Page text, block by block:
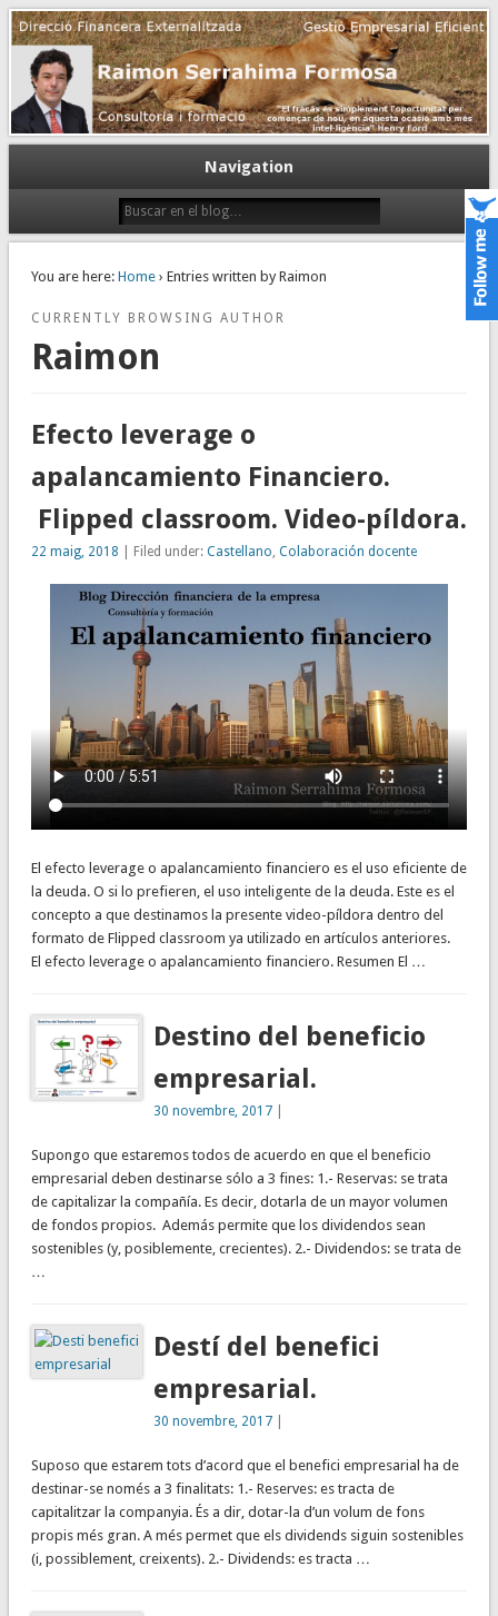
Dirección financiera de la PyME
Gestión empresarial eficiente. Dirección financiera externalizada.
Navigation
You are here: Home› Entries written by Raimon
CURRENTLY BROWSING AUTHOR
Raimon
Efecto leverage o
apalancamiento Financiero.
Flipped classroom. Video-píldora.
22 maig, 2018 | Filed under: Castellano, Colaboración docente
El efecto leverage o apalancamiento financiero es el uso eficiente de
la deuda. O si lo prefieren, el uso inteligente de la deuda. Este es el
concepto a que destinamos la presente video-píldora dentro del
formato de Flipped classroom ya utilizado en artículos anteriores.
El efecto leverage o apalancamiento financiero. Resumen El …
Destino del beneficio
empresarial.
30 novembre, 2017
Supongo que estaremos todos de acuerdo en que el beneficio
empresarial deben destinarse sólo a 3 fines: 1.- Reservas: se trata
de capitalizar la compañía. Es decir, dotarla de un mayor volumen
de fondos propios. Además permite que los dividendos sean
sostenibles (y, posiblemente, crecientes). 2.- Dividendos: se trata de
…
Destí del benefici
empresarial.
30 novembre, 2017
Suposo que estarem tots d’acord que el benefici empresarial ha de
destinar-se només a 3 finalitats: 1.- Reserves: es tracta de
capitalitzar la companyia. És a dir, dotar-la d’un volum de fons
propis més gran. A més permet que els dividends siguin sostenibles
(i, possiblement, creixents). 2.- Dividends: es tracta …